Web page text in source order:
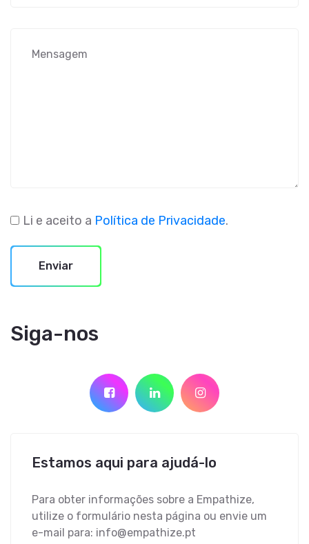
Li e aceito a Política de Privacidade.
Enviar
Siga-nos
Estamos aqui para ajudá-lo
Para obter informações sobre a Empathize,
utilize o formulário nesta página ou envie um
e-mail para: info@empathize.pt